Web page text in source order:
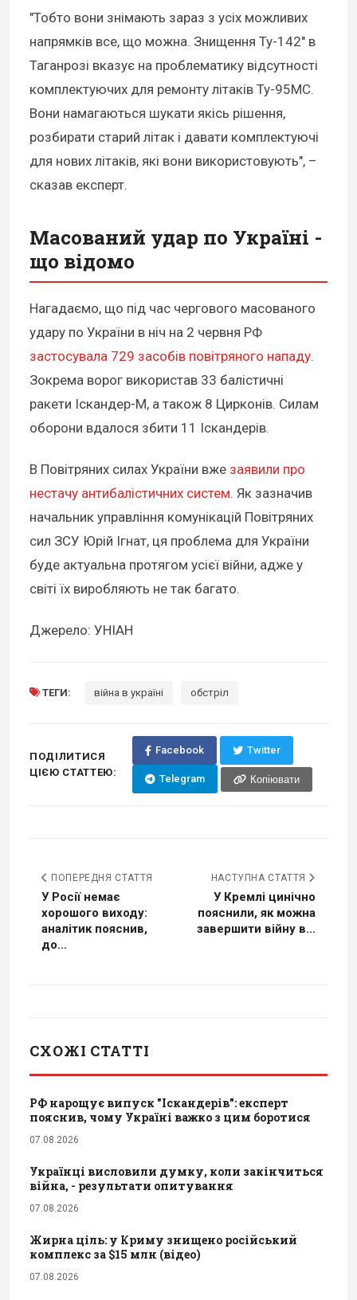
"Тобто вони знімають зараз з усіх можливих
напрямків все, що можна. Знищення Ту-142" в
Таганрозі вказує на проблематику відсутності
комплектуючих для ремонту літаків Ту-95МС.
Вони намагаються шукати якісь рішення,
розбирати старий літак і давати комплектуючі
для нових літаків, які вони використовують", –
сказав експерт.
Масований удар по Україні -
що відомо
Нагадаємо, що під час чергового масованого
удару по України в ніч на 2 червня РФ
застосувала 729 засобів повітряного нападу.
Зокрема ворог використав 33 балістичні
ракети Іскандер-М, а також 8 Цирконів. Силам
оборони вдалося збити 11 Іскандерів.
В Повітряних силах України вже заявили про
нестачу антибалістичних систем. Як зазначив
начальник управління комунікацій Повітряних
сил ЗСУ Юрій Ігнат, ця проблема для України
буде актуальна протягом усієї війни, адже у
світі їх виробляють не так багато.
Джерело: УНІАН
ТЕГИ: війна в україні обстріл
ПОДІЛИТИСЯ
ЦІЄЮ СТАТТЕЮ:
Facebook Twitter
Telegram Копіювати
ПОПЕРЕДНЯ СТАТТЯ
У Росії немає
хорошого виходу:
аналітик пояснив,
до...
НАСТУПНА СТАТТЯ
У Кремлі цинічно
пояснили, як можна
завершити війну в...
СХОЖІ СТАТТІ
РФ нарощує випуск "Іскандерів": експерт
пояснив, чому Україні важко з цим боротися
07.08.2026
Українці висловили думку, коли закінчиться
війна, - результати опитування
07.08.2026
Жирна ціль: у Криму знищено російський
комплекс за $15 млн (відео)
07.08.2026